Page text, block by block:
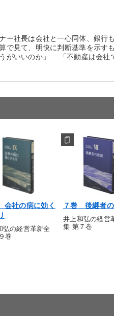
社長は会社と一心同体、銀行
見て、明快に判断基準を示す
がいいのか」 「不動産は会社
社の病に効く
弘の経営革新全
巻
７巻 後継者の
井上和弘の経営
集 第７巻